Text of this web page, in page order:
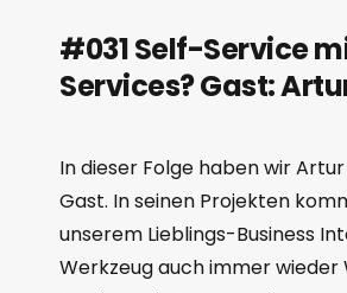
#031 Self-Service
Services? Gast:
In dieser Folge haben wir Artur
Gast. In seinen Projekten
unserem Lieblings-Business
Werkzeug auch immer wieder